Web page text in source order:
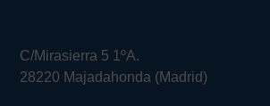
C/Mirasierra 5 1ºA.
28220 Majadahonda (Madrid)